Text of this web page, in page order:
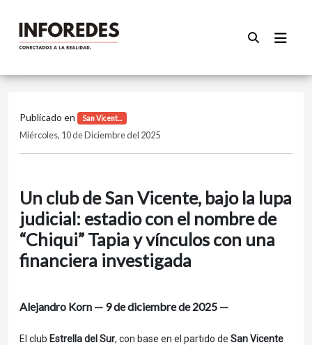
Publicado en San Vicent...
Miércoles, 10 de Diciembre del 2025
Un club de San Vicente, bajo la lupa
judicial: estadio con el nombre de
“Chiqui” Tapia y vínculos con una
financiera investigada
Alejandro Korn — 9 de diciembre de 2025 —
El club Estrella del Sur, con base en el partido de San Vicente